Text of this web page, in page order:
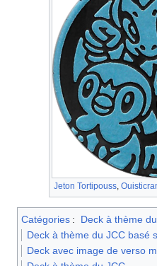
Jeton Tortipouss,
Catégories :
Deck à thème
Deck à thème du JCC basé
Deck avec image de verso